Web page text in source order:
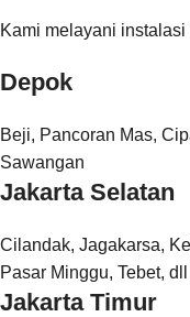
Kami melayani
Depok
Beji, Pancoran Mas,
Sawangan
Jakarta Selatan
Cilandak, Jagakarsa,
Pasar Minggu, Tebet, dll
Jakarta Timur